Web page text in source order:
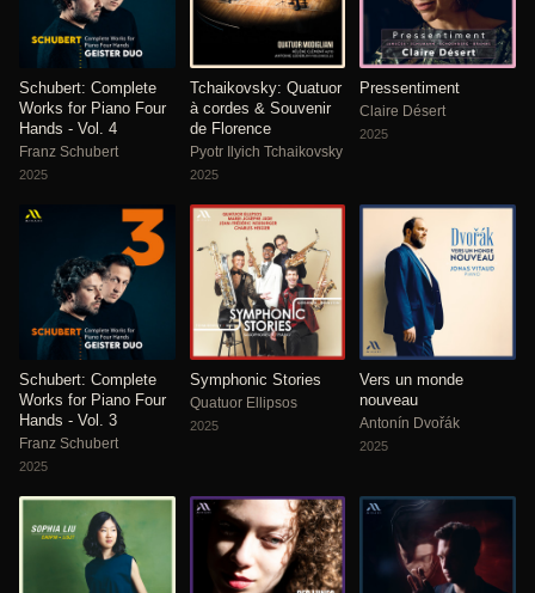
Schubert: Complete
Works for Piano Four
Hands - Vol. 4
Franz Schubert
2025
Tchaikovsky: Quatuor
à cordes & Souvenir
de Florence
Pyotr Ilyich Tchaikovsky
2025
Pressentiment
Claire Désert
2025
Schubert: Complete
Works for Piano Four
Hands - Vol. 3
Franz Schubert
2025
Symphonic Stories
Quatuor Ellipsos
2025
Vers un monde
nouveau
Antonín Dvořák
2025